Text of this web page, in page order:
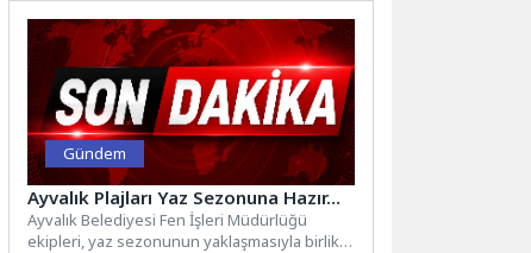
Gündem
Ayvalık Plajları Yaz Sezonuna Hazır…
Ayvalık Belediyesi Fen İşleri Müdürlüğü
ekipleri, yaz sezonunun yaklaşmasıyla birlikte